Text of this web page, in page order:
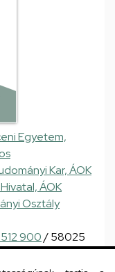
Egyetem,
Kar, ÁOK
ÁOK
Osztály
900/ 58025